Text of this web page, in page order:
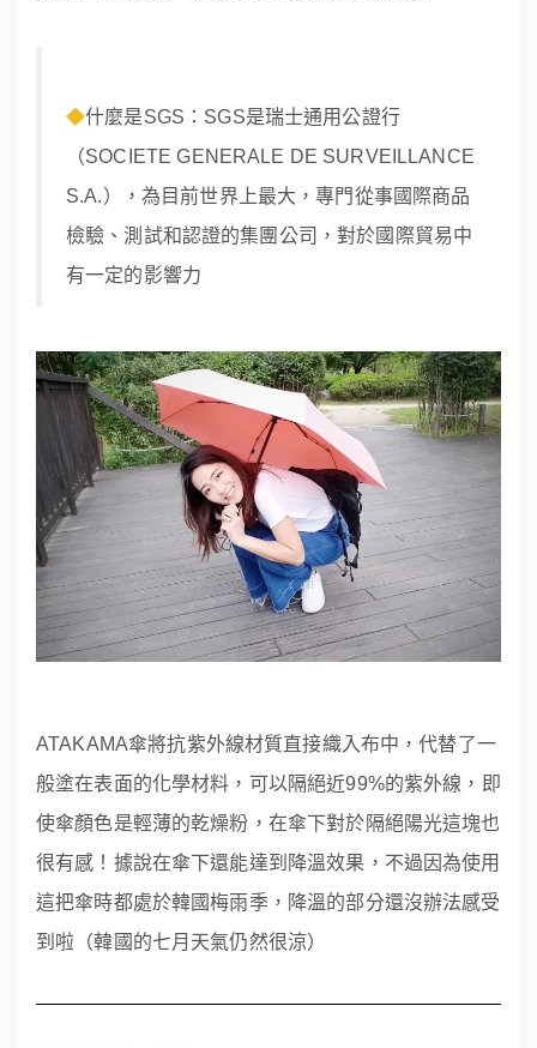
◆什麼是SGS：SGS是瑞士通用公證行
（SOCIETE GENERALE DE SURVEILLANCE
S.A.），為目前世界上最大，專門從事國際商品
檢驗、測試和認證的集團公司，對於國際貿易中
有一定的影響力
ATAKAMA傘將抗紫外線材質直接織入布中，代替了一
般塗在表面的化學材料，可以隔絕近99%的紫外線，即
使傘顏色是輕薄的乾燥粉，在傘下對於隔絕陽光這塊也
很有感！據說在傘下還能達到降溫效果，不過因為使用
這把傘時都處於韓國梅雨季，降溫的部分還沒辦法感受
到啦（韓國的七月天氣仍然很涼）